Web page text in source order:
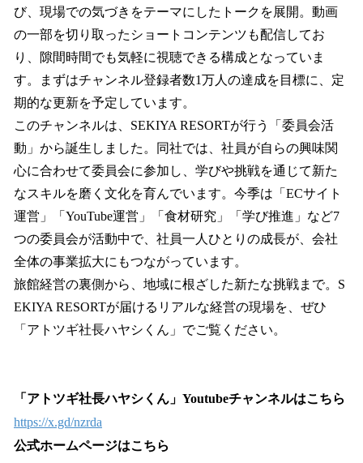
び、現場での気づきをテーマにしたトークを展開。動画
の一部を切り取ったショートコンテンツも配信してお
り、隙間時間でも気軽に視聴できる構成となっていま
す。まずはチャンネル登録者数1万人の達成を目標に、定
期的な更新を予定しています。
このチャンネルは、SEKIYA RESORTが行う「委員会活
動」から誕生しました。同社では、社員が自らの興味関
心に合わせて委員会に参加し、学びや挑戦を通じて新た
なスキルを磨く文化を育んでいます。今季は「ECサイト
運営」「YouTube運営」「食材研究」「学び推進」など7
つの委員会が活動中で、社員一人ひとりの成長が、会社
全体の事業拡大にもつながっています。
旅館経営の裏側から、地域に根ざした新たな挑戦まで。S
EKIYA RESORTが届けるリアルな経営の現場を、ぜひ
「アトツギ社長ハヤシくん」でご覧ください。
「アトツギ社長ハヤシくん」Youtubeチャンネルはこちら
https://x.gd/nzrda
公式ホームページはこちら